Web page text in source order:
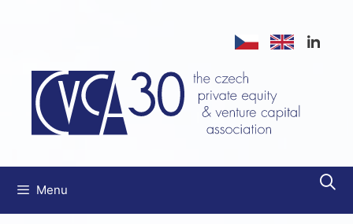
Menu